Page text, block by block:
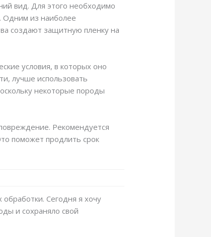
вид. Для этого необходимо
Одним из наиболее
создают защитную пленку на
условия, в которых оно
лучше использовать
некоторые породы
Рекомендуется
поможет продлить срок
Сегодня я хочу
и сохраняло свой